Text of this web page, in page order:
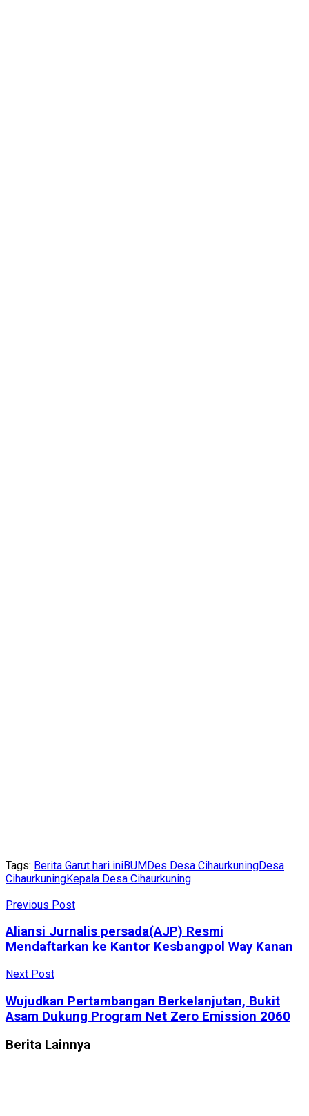
Tags: Berita Garut hari iniBUMDes Desa CihaurkuningDesa
CihaurkuningKepala Desa Cihaurkuning
Previous Post
Aliansi Jurnalis persada(AJP) Resmi
Mendaftarkan ke Kantor Kesbangpol Way Kanan
Next Post
Wujudkan Pertambangan Berkelanjutan, Bukit
Asam Dukung Program Net Zero Emission 2060
Berita Lainnya